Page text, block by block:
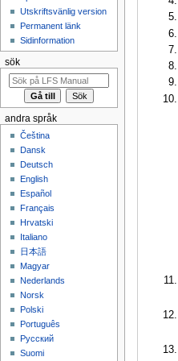
Utskriftsvänlig version
Permanent länk
Sidinformation
sök
andra språk
Čeština
Dansk
Deutsch
English
Español
Français
Hrvatski
Italiano
日本語
Magyar
Nederlands
Norsk
Polski
Português
Русский
Suomi